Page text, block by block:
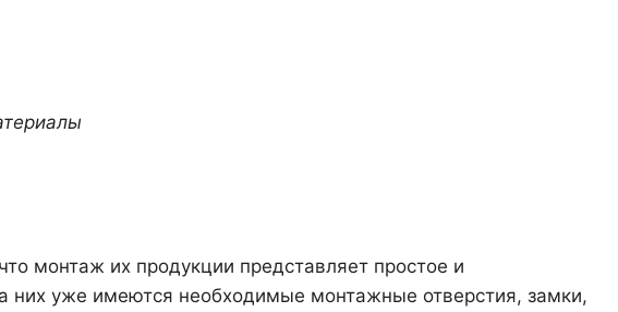
монтаж их продукции представляет простое и
них уже имеются необходимые монтажные отверстия, замки,